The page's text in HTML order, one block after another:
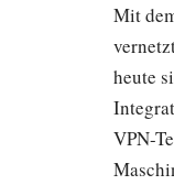
Mit
heute
VPN-